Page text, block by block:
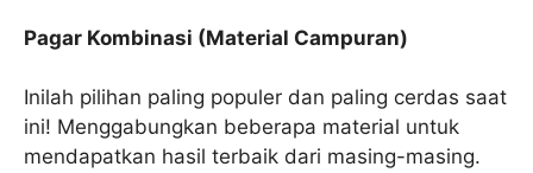
Pagar Kombinasi (Material Campuran)
Inilah pilihan paling populer dan paling cerdas saat
ini! Menggabungkan beberapa material untuk
mendapatkan hasil terbaik dari masing-masing.